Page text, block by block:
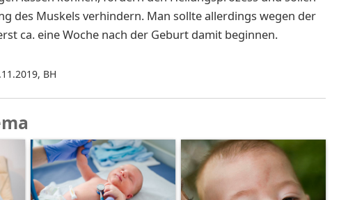
des Muskels verhindern. Man sollte allerdings wegen der
ca. eine Woche nach der Geburt damit beginnen.
, BH